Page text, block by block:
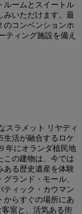
ルームとスイートル
みいただけます。最
のコンベンションホ
ティング施設を備え
スラメット リヤディ
生活が融合するロケ
年にオランダ植民地
この建物は、今では
ある歴史遺産を体験
ランド・モール、
ティック・カウマン
からすぐの場所にあ
室と、活気ある街